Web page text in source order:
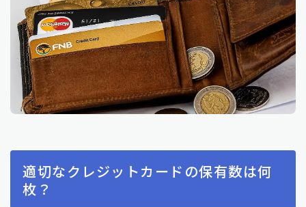
適切なクレジットカードの保有数は何
枚？